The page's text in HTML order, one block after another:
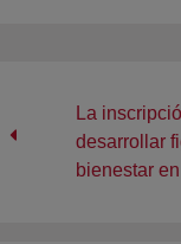
La
desarrollar
bienestar